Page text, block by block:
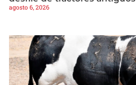
agosto 6, 2026